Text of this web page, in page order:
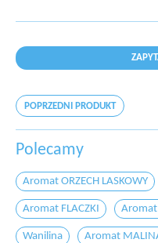
POPRZEDNI PRODUKT
Polecamy
Aromat ORZECH LASKOWY
Aromat FLACZKI Aromat
Wanilina Aromat